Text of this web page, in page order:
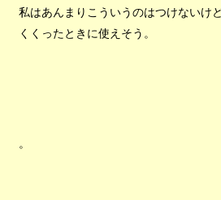
私はあんまりこういうのはつけないけ
くくったときに使えそう。
。